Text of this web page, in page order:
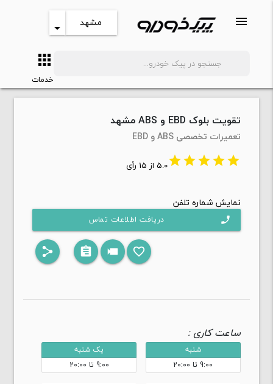
menu مشهد arrow_drop_down
apps
خدمات
تقویت بلوک EBD و ABS مشهد
تعمیرات تخصصی ABS و EBD
star
star
star
star
star5.0 از 15 رأی
نمایش شماره تلفن
phone دریافت اطلاعات تماس
share assignment videocam favorite_border
ساعت کاری :
شنبه
9:00 تا 20:00
یک شنبه
9:00 تا 20:00